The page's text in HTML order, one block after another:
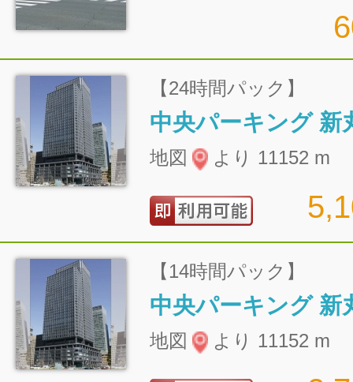
【24時間パック】
地図 より 11152 m
【14時間パック】
地図 より 11152 m